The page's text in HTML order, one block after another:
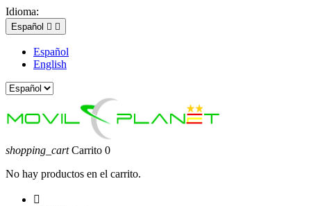
Idioma:
Español  
Español
English
shopping_cart Carrito 0
No hay productos en el carrito.
